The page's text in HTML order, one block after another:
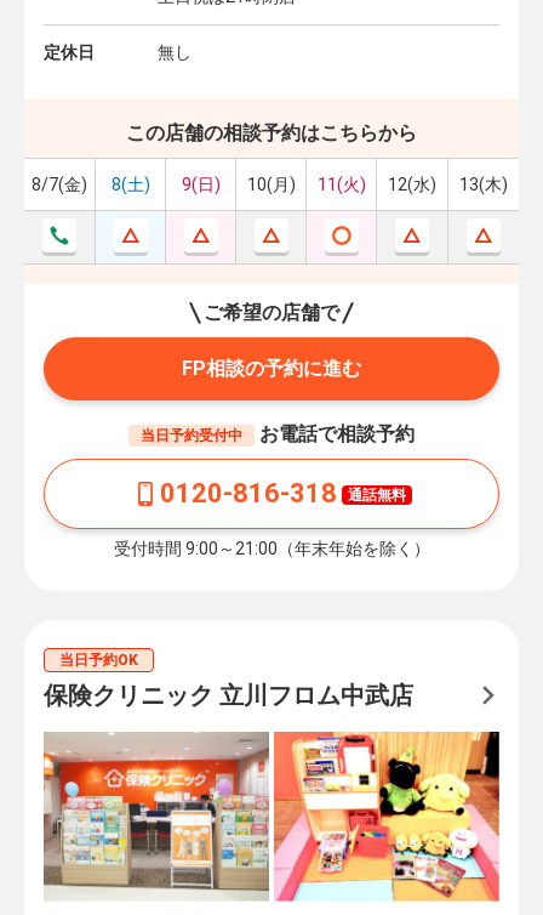
定休日 無し
この店舗の相談予約はこちらから
8/7(金) 8(土) 9(日) 10(月) 11(火) 12(水) 13(木)
ご希望の店舗で
FP相談の予約に進む
当日予約受付中 お電話で相談予約
0120-816-318 通話無料
受付時間 9:00～21:00（年末年始を除く）
当日予約OK
保険クリニック 立川フロム中武店